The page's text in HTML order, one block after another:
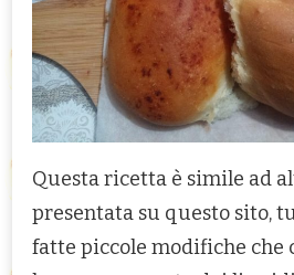
Questa ricetta è simile ad
presentata su questo sito,
fatte piccole modifiche che